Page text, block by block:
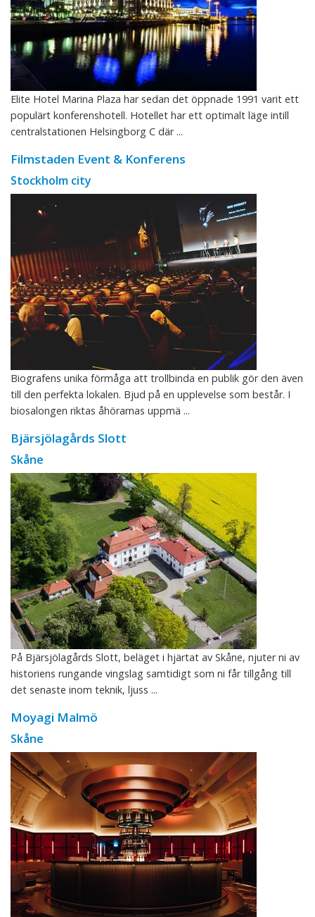
Elite Hotel Marina Plaza har sedan det öppnade 1991 varit ett
populärt konferenshotell. Hotellet har ett optimalt läge intill
centralstationen Helsingborg C där ...
Filmstaden Event & Konferens
Stockholm city
Biografens unika förmåga att trollbinda en publik gör den även
till den perfekta lokalen. Bjud på en upplevelse som består. I
biosalongen riktas åhörarnas uppmä ...
Bjärsjölagårds Slott
Skåne
På Bjärsjölagårds Slott, beläget i hjärtat av Skåne, njuter ni av
historiens rungande vingslag samtidigt som ni får tillgång till
det senaste inom teknik, ljuss ...
Moyagi Malmö
Skåne